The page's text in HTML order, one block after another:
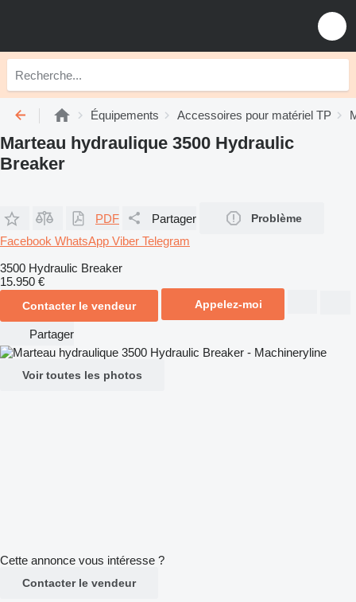
Équipements Accessoires pour matériel TP
Marteau hydraulique 3500 Hydraulic
Breaker
PDF Partager Problème
Facebook WhatsApp Viber Telegram
3500 Hydraulic Breaker
15.950 €
Contacter le vendeur Appelez-moi
Partager
Voir toutes les photos
Cette annonce vous intéresse ?
Contacter le vendeur